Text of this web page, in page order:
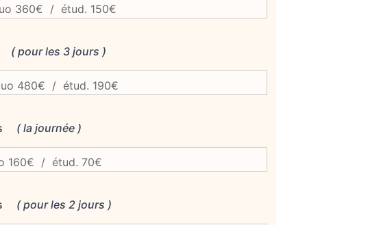
( pour les 3 jours )
( la journée )
( pour les 2 jours )